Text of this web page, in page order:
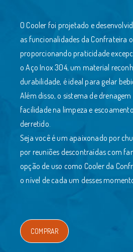
O Cooler foi projetado e
as funcionalidades da Confrateira
proporcionando praticidade
o Aço Inox 304, um material
durabilidade, é ideal para gelar
Além disso, o sistema de
facilidade na limpeza e
derretido.
Seja você é um apaixonado por
por reuniões descontraídas com
opção de uso como Cooler da
o nível de cada um desses
COMPRAR